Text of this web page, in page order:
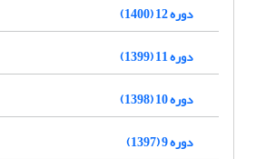
دوره 12 (1400)
دوره 11 (1399)
دوره 10 (1398)
دوره 9 (1397)